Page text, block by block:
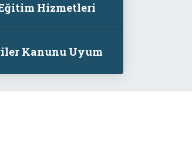
Hizmetleri
Kanunu Uyum